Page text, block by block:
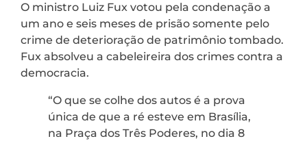
O ministro Luiz Fux votou pela condenação a
um ano e seis meses de prisão somente pelo
crime de deterioração de patrimônio tombado.
Fux absolveu a cabeleireira dos crimes contra a
democracia.
“O que se colhe dos autos é a prova
única de que a ré esteve em Brasília,
na Praça dos Três Poderes, no dia 8